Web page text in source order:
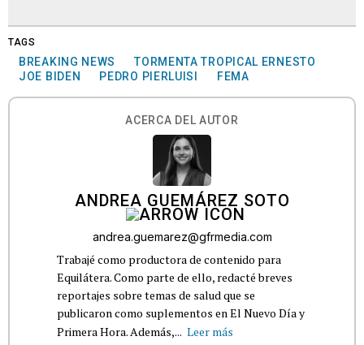
TAGS
BREAKING NEWS
TORMENTA TROPICAL ERNESTO
JOE BIDEN
PEDRO PIERLUISI FEMA
ACERCA DEL AUTOR
ANDREA GUEMÁREZ SOTO
andrea.guemarez@gfrmedia.com
Trabajé como productora de contenido para
Equilátera. Como parte de ello, redacté breves
reportajes sobre temas de salud que se
publicaron como suplementos en El Nuevo Día y
Primera Hora. Además,... Leer más